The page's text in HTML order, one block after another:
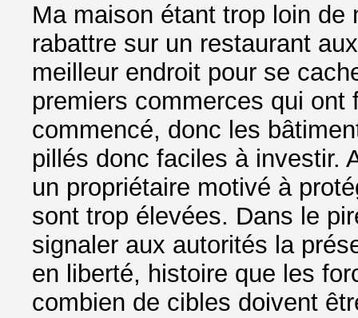
Ma maison étant trop loin de
rabattre sur un restaurant
meilleur endroit pour se
premiers commerces qui
commencé, donc les
pillés donc faciles à investir.
un propriétaire motivé à
sont trop élevées. Dans le
signaler aux autorités la
en liberté, histoire que les
combien de cibles doivent